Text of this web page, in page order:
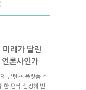
미래가 달린
론사인가
콘텐츠 플랫폼 스
한 편씩 선정해 번